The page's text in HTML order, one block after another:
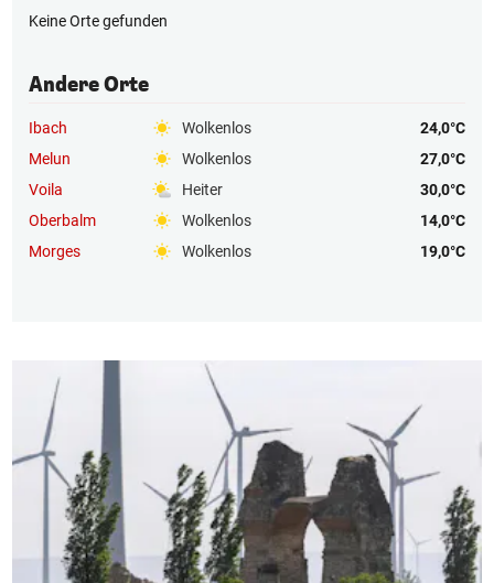
Keine Orte gefunden
Andere Orte
Ibach Wolkenlos
24,0°C
Melun
Wolkenlos
27,0°C
Voila
Heiter
30,0°C
Oberbalm
Wolkenlos
14,0°C
Morges
Wolkenlos 19,0°C